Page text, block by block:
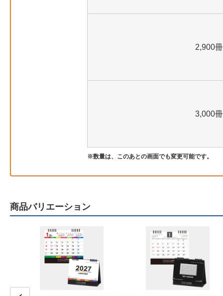
2,900冊
3,000冊
数量は、このあとの画面でも変更可能です。
商品バリエーション